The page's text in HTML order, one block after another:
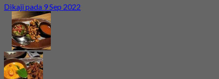
Dikaji pada 9 Sep 2022